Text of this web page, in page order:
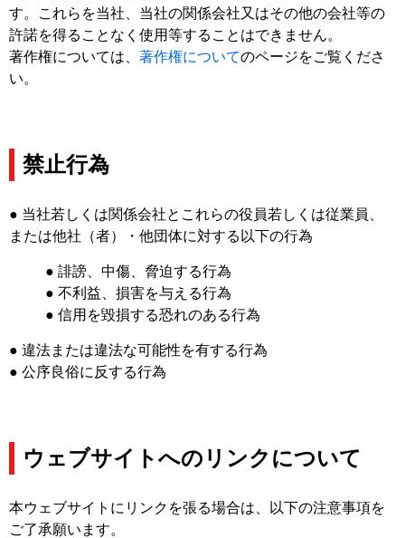
す。これらを当社、当社の関係会社又はその他の会社等の
許諾を得ることなく使用等することはできません。
著作権については、 著作権についてのページをご覧くださ
い。
禁止行為
● 当社若しくは関係会社とこれらの役員若しくは従業員、
または他社（者）・他団体に対する以下の行為
● 誹謗、中傷、脅迫する行為
● 不利益、損害を与える行為
● 信用を毀損する恐れのある行為
● 違法または違法な可能性を有する行為
● 公序良俗に反する行為
ウェブサイトへのリンクについて
本ウェブサイトにリンクを張る場合は、以下の注意事項を
ご了承願います。